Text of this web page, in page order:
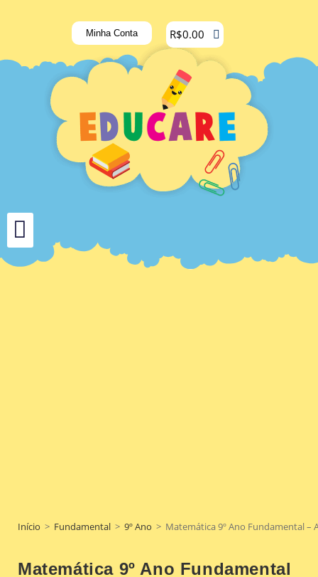
Minha Conta R$0.00
Início > Fundamental > 9º Ano > Matemática 9º Ano Fundamental
Matemática 9º Ano Fundamental